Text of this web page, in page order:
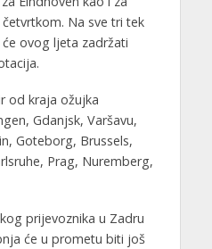
Na sve tri tek
ovog ljeta zadržati
od kraja ožujka
Gdanjsk, Varšavu,
Goteborg, Brussels,
Prag, Nuremberg,
prijevoznika u Zadru
će u prometu biti još